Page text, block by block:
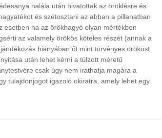
halála után hivatottak az öröklésre és
és szétosztani az abban a pillanatban
esetben ha az örökhagyó olyan mértékben
az valamely örökös köteles részét (annak a
hiányában őt mint törvényes örököst
után lehet kérni a túlzott méretű
csak úgy nem irathatja magára a
tulajdonjogot igazoló okiratra, amely lehet egy